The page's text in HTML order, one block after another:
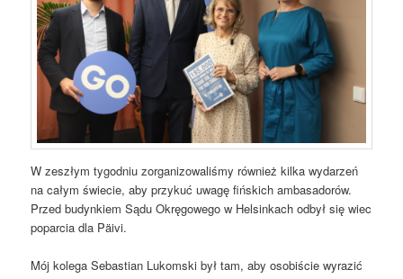
W zeszłym tygodniu zorganizowaliśmy również kilka wydarzeń
na całym świecie, aby przykuć uwagę fińskich ambasadorów.
Przed budynkiem Sądu Okręgowego w Helsinkach odbył się wiec
poparcia dla Päivi.
Mój kolega Sebastian Lukomski był tam, aby osobiście wyrazić